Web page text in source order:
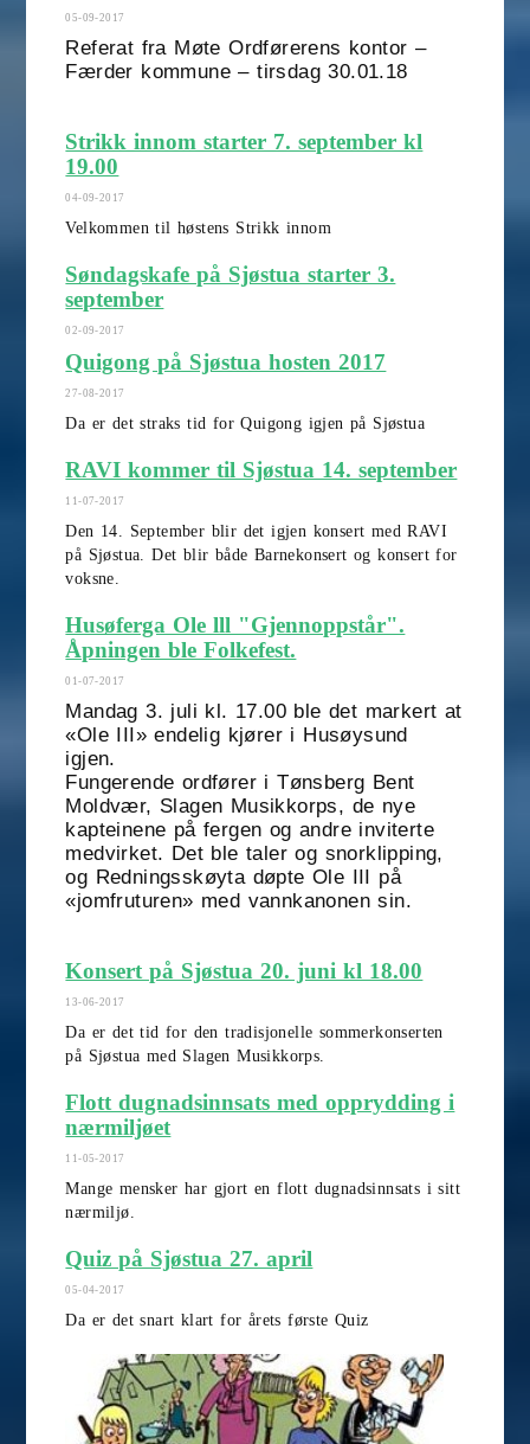
05-09-2017
Referat fra Møte Ordførerens kontor –
Færder kommune – tirsdag 30.01.18
Strikk innom starter 7. september kl
19.00
04-09-2017
Velkommen til høstens Strikk innom
Søndagskafe på Sjøstua starter 3.
september
02-09-2017
Quigong på Sjøstua hosten 2017
27-08-2017
Da er det straks tid for Quigong igjen på Sjøstua
RAVI kommer til Sjøstua 14. september
11-07-2017
Den 14. September blir det igjen konsert med RAVI
på Sjøstua. Det blir både Barnekonsert og konsert for
voksne.
Husøferga Ole lll "Gjennoppstår".
Åpningen ble Folkefest.
01-07-2017
Mandag 3. juli kl. 17.00 ble det markert at
«Ole III» endelig kjører i Husøysund
igjen.
Fungerende ordfører i Tønsberg Bent
Moldvær, Slagen Musikkorps, de nye
kapteinene på fergen og andre inviterte
medvirket. Det ble taler og snorklipping,
og Redningsskøyta døpte Ole III på
«jomfruturen» med vannkanonen sin.
Konsert på Sjøstua 20. juni kl 18.00
13-06-2017
Da er det tid for den tradisjonelle sommerkonserten
på Sjøstua med Slagen Musikkorps.
Flott dugnadsinnsats med opprydding i
nærmiljøet
11-05-2017
Mange mensker har gjort en flott dugnadsinnsats i sitt
nærmiljø.
Quiz på Sjøstua 27. april
05-04-2017
Da er det snart klart for årets første Quiz